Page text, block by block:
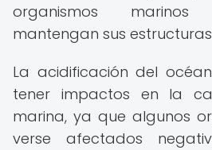
organismos
mantengan sus
La acidificación del
tener impactos en la
marina, ya que algunos
verse afectados